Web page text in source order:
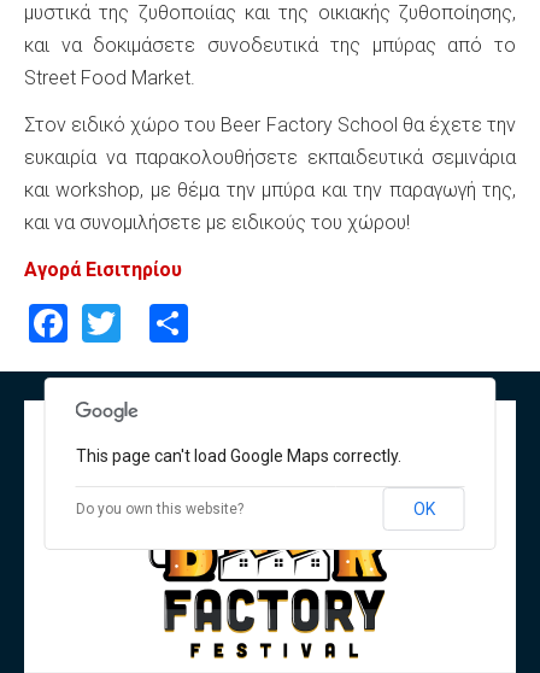
μυστικά της ζυθοποιίας και της οικιακής ζυθοποίησης,
και να δοκιμάσετε συνοδευτικά της μπύρας από το
Street Food Market.
Στον ειδικό χώρο του Beer Factory School θα έχετε την
ευκαιρία να παρακολουθήσετε εκπαιδευτικά σεμινάρια
και workshop, με θέμα την μπύρα και την παραγωγή της,
και να συνομιλήσετε με ειδικούς του χώρου!
Αγορά Εισιτηρίου
Facebook
Twitter
This page can't load Google Maps correctly.
Do you own this website? OK